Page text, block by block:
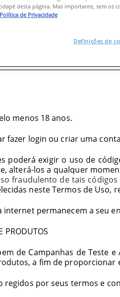
LTDA.
, com sede na
460, inscrita no
Microsoft Way, Redmond
menos 18 anos.
fazer login ou criar uma
poderá exigir o uso de
alterá-los a qualquer
fraudulento de tais códigos
neste Termos de Uso,
internet permanecem a seu
de Campanhas de Teste
a fim de proporcionar
por seus termos e
desta página. Mas importante, sem os
Política de Privacidade
Definições de